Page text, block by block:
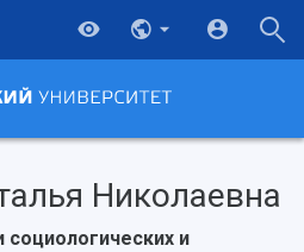
Николаевна
и